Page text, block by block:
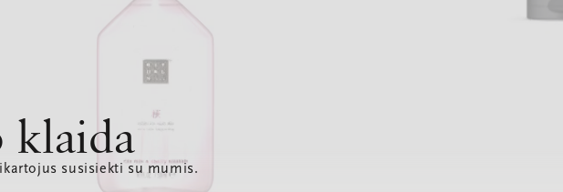
klaida
susisiekti su mumis.